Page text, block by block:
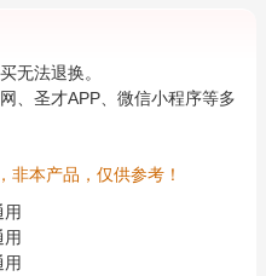
无法退换。
、圣才APP、微信小程序等多
非本产品，仅供参考！